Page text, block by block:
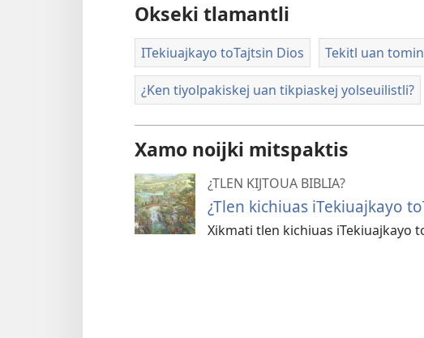
Okseki tlamantli
ITekiuajkayo toTajtsin Dios Tekitl uan tomin
¿Ken tiyolpakiskej uan tikpiaskej yolseuilistli?
Xamo noijki mitspaktis
¿TLEN KIJTOUA BIBLIA?
¿Tlen kichiuas iTekiuajkayo
Xikmati tlen kichiuas iTekiuajkayo